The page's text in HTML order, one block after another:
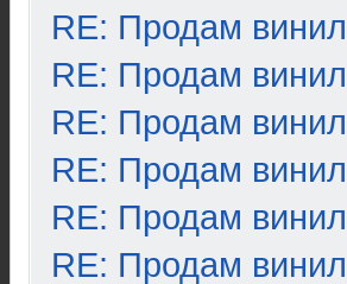
RE: Продам
RE: Продам
RE: Продам
RE: Продам
RE: Продам
RE: Продам